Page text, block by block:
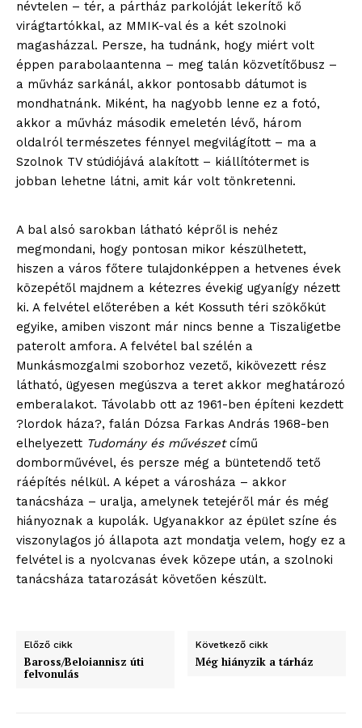
névtelen – tér, a pártház parkolóját lekerítő kő
virágtartókkal, az MMIK-val és a két szolnoki
magasházzal. Persze, ha tudnánk, hogy miért volt
éppen parabolaantenna – meg talán közvetítőbusz –
a művház sarkánál, akkor pontosabb dátumot is
mondhatnánk. Miként, ha nagyobb lenne ez a fotó,
akkor a művház második emeletén lévő, három
oldalról természetes fénnyel megvilágított – ma a
Szolnok TV stúdiójává alakított – kiállítótermet is
jobban lehetne látni, amit kár volt tönkretenni.
A bal alsó sarokban látható képről is nehéz
megmondani, hogy pontosan mikor készülhetett,
hiszen a város főtere tulajdonképpen a hetvenes évek
közepétől majdnem a kétezres évekig ugyanígy nézett
ki. A felvétel előterében a két Kossuth téri szökőkút
egyike, amiben viszont már nincs benne a Tiszaligetbe
paterolt amfora. A felvétel bal szélén a
Munkásmozgalmi szoborhoz vezető, kikövezett rész
látható, ügyesen megúszva a teret akkor meghatározó
emberalakot. Távolabb ott az 1961-ben építeni kezdett
?lordok háza?, falán Dózsa Farkas András 1968-ben
elhelyezett Tudomány és művészetcímű
domborművével, és persze még a büntetendő tető
ráépítés nélkül. A képet a városháza – akkor
tanácsháza – uralja, amelynek tetejéről már és még
hiányoznak a kupolák. Ugyanakkor az épület színe és
viszonylagos jó állapota azt mondatja velem, hogy ez a
felvétel is a nyolcvanas évek közepe után, a szolnoki
tanácsháza tatarozását követően készült.
Előző cikk
Baross/Beloiannisz úti
felvonulás
Következő cikk
Még hiányzik a tárház